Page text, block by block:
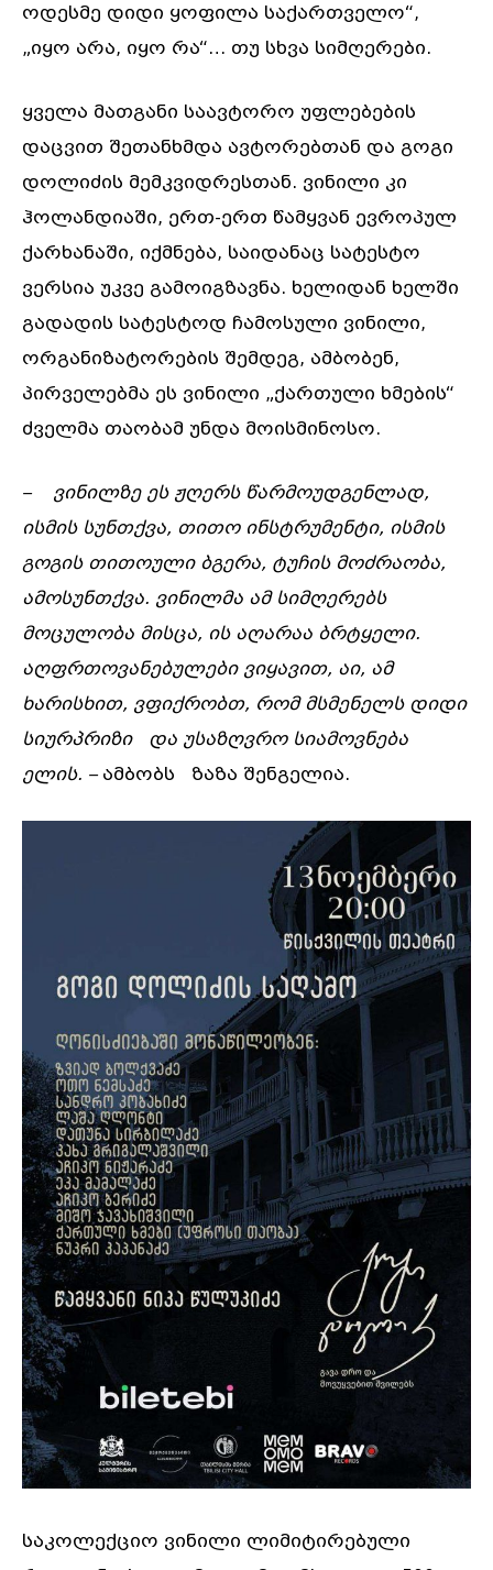
ოდესმე დიდი ყოფილა საქართველო“,
„იყო არა, იყო რა“… თუ სხვა სიმღერები.
ყველა მათგანი საავტორო უფლებების
დაცვით შეთანხმდა ავტორებთან და გოგი
დოლიძის მემკვიდრესთან. ვინილი კი
ჰოლანდიაში, ერთ-ერთ წამყვან ევროპულ
ქარხანაში, იქმნება, საიდანაც სატესტო
ვერსია უკვე გამოიგზავნა. ხელიდან ხელში
გადადის სატესტოდ ჩამოსული ვინილი,
ორგანიზატორების შემდეგ, ამბობენ,
პირველებმა ეს ვინილი „ქართული ხმების“
ძველმა თაობამ უნდა მოისმინოსო.
– ვინილზე ეს ჟღერს წარმოუდგენლად,
ისმის სუნთქვა, თითო ინსტრუმენტი, ისმის
გოგის თითოული ბგერა, ტუჩის მოძრაობა,
ამოსუნთქვა. ვინილმა ამ სიმღერებს
მოცულობა მისცა, ის აღარაა ბრტყელი.
აღფრთოვანებულები ვიყავით, აი, ამ
ხარისხით, ვფიქრობთ, რომ მსმენელს დიდი
სიურპრიზი
და უსაზღვრო სიამოვნება
ელის. – ამბობს ზაზა შენგელია.
საკოლექციო ვინილი ლიმიტირებული